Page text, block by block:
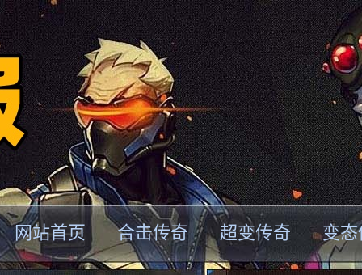
网站首页 合击传奇 超变传奇 变